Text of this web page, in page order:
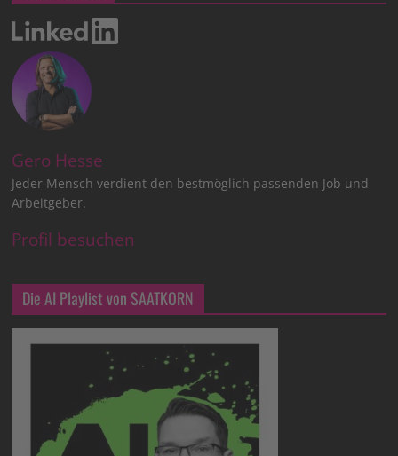
Gero Hesse
Jeder Mensch verdient den bestmöglich passenden Job und
Arbeitgeber.
Profil besuchen
Die AI Playlist von SAATKORN